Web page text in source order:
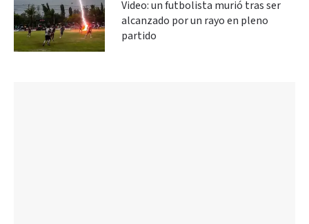
Video: un futbolista murió tras ser
alcanzado por un rayo en pleno
partido